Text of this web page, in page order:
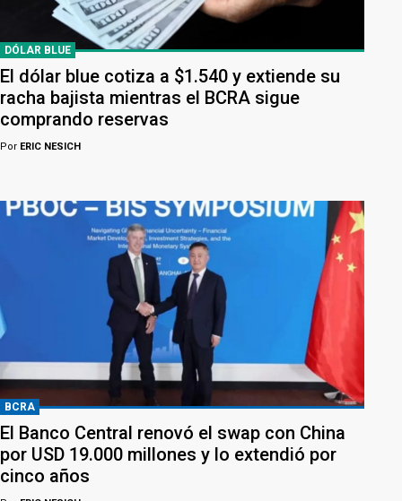
DÓLAR BLUE
El dólar blue cotiza a $1.540 y extiende su
racha bajista mientras el BCRA sigue
comprando reservas
Por ERIC NESICH
BCRA
El Banco Central renovó el swap con China
por USD 19.000 millones y lo extendió por
cinco años